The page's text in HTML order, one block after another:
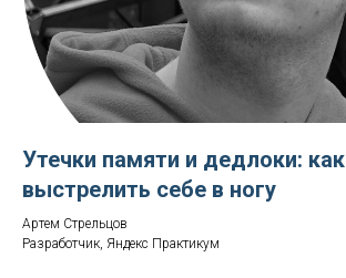
Утечки памяти и дедлоки: как
выстрелить себе в ногу
Артем Стрельцов
Разработчик, Яндекс Практикум